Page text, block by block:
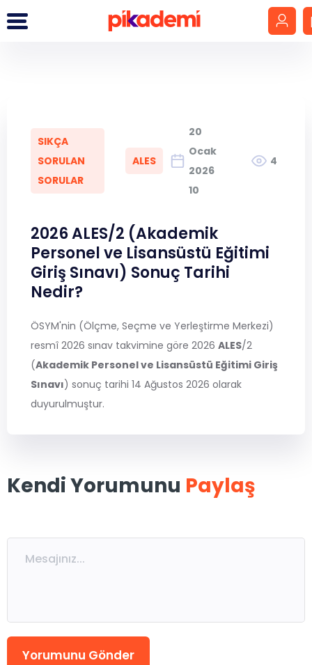
LGS
YKS
KPSS
MEB-AGS
MSÜ
ALES
9. Sınıflar 10. Sınıflar
Katılımcı Görüşleri Blog
Sıkça Sorulan Sorular
SIKÇA
SORULAN
SORULAR
ALES
20
Ocak
2026
10
4
2026 ALES/2 (Akademik
Personel ve Lisansüstü Eğitimi
Giriş Sınavı) Sonuç Tarihi
Nedir?
ÖSYM'nin (Ölçme, Seçme ve Yerleştirme Merkezi)
resmî 2026 sınav takvimine göre 2026 ALES/2
(Akademik Personel ve Lisansüstü Eğitimi Giriş
Sınavı) sonuç tarihi 14 Ağustos 2026 olarak
duyurulmuştur.
Kendi Yorumunu Paylaş
Yorumunu Gönder